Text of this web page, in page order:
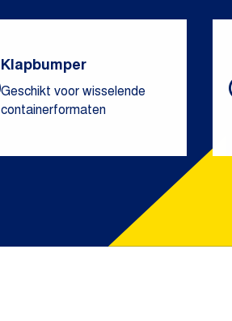
Klapbumper
Geschikt voor wisselende
containerformaten